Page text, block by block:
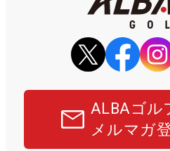
ALBAゴル
メルマガ